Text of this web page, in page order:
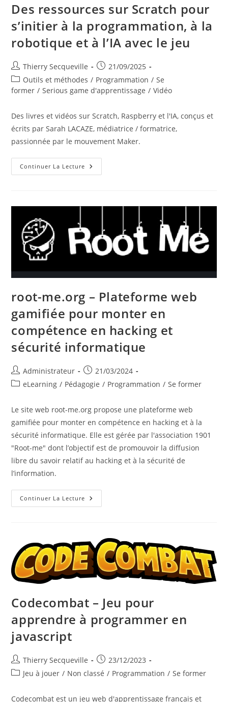
Des ressources sur Scratch pour
s’initier à la programmation, à la
robotique et à l’IA avec le jeu
Auteur/autrice
de
la
Thierry Secqueville
Publication
publiée :
21/09/2025
Post
category:
Outils et méthodes / Programmation / Se
former / Serious game d'apprentissage / Vidéo
Des livres et vidéos sur Scratch, Raspberry et l'IA, conçus et
écrits par Sarah LACAZE, médiatrice / formatrice,
passionnée par le mouvement Maker.
Continuer La Lecture Des
Ressources
À
Programmation,
À
La
Robotique
Et
Avec
Le
root-me.org – Plateforme web
gamifiée pour monter en
compétence en hacking et
sécurité informatique
Auteur/autrice
de
Administrateur
Publication
publiée :
21/03/2024
PosteLearning / Pédagogie / Programmation / Se former
Le site web root-me.org propose une plateforme web
gamifiée pour monter en compétence en hacking et à la
sécurité informatique. Elle est gérée par l'association 1901
"Root-me" dont l’objectif est de promouvoir la diffusion
libre du savoir relatif au hacking et à la sécurité de
l’information.
Continuer La Lecture Root-
Me.org
Pour
Monter
En
Compétence
En
Hacking
Informatique
Codecombat – Jeu pour
apprendre à programmer en
javascript
Auteur/autrice
de
Thierry Secqueville
Publication
publiée :
23/12/2023
PostJeu à jouer / Non classé / Programmation / Se former
Codecombat est un jeu web d'apprentissage français et